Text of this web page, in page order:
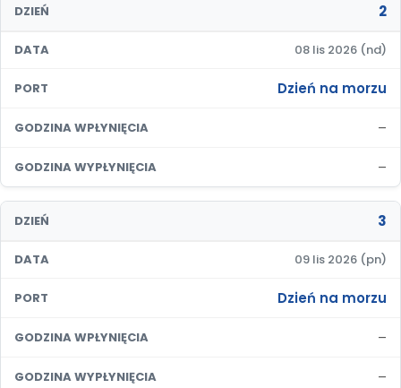
DZIEŃ 2
DATA 08 lis 2026 (nd)
PORT Dzień na morzu
GODZINA WPŁYNIĘCIA –
GODZINA WYPŁYNIĘCIA –
DZIEŃ 3
DATA 09 lis 2026 (pn)
PORT Dzień na morzu
GODZINA WPŁYNIĘCIA –
GODZINA WYPŁYNIĘCIA –